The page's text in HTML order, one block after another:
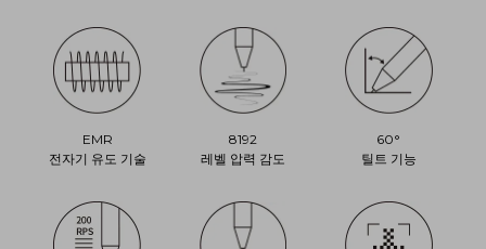
EMR
전자기 유도 기술
8192
레벨 압력 감도
60°
틸트 기능